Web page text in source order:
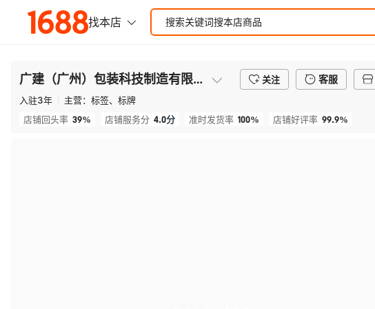
广建（广州）包装科技制造有限公司 关注 客服
入驻3年 主营： 标签、标牌
店铺回头率 39% 店铺服务分 4.0分 准时发货率 100% 店铺好评率 99.9%